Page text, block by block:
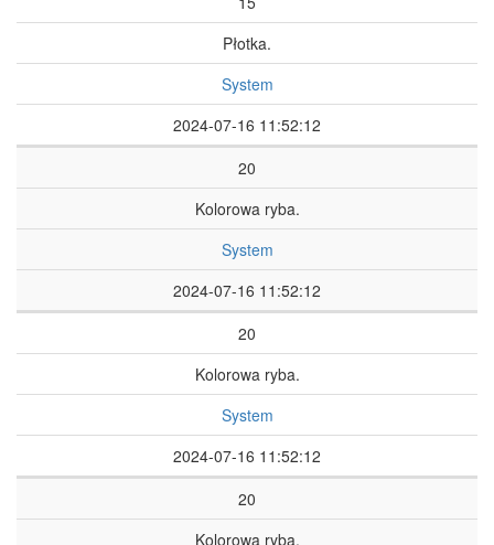
Płotka.
System
2024-07-16 11:52:12
20
Kolorowa ryba.
System
2024-07-16 11:52:12
20
Kolorowa ryba.
System
2024-07-16 11:52:12
20
Kolorowa ryba.